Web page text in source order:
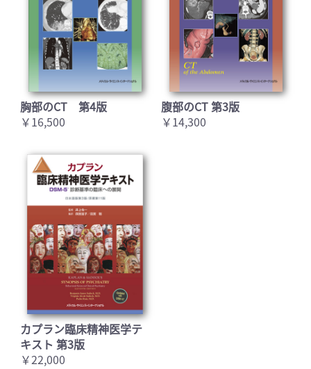
胸部のCT 第4版
￥16,500
腹部のCT 第3版
￥14,300
カプラン臨床精神医学テ
キスト 第3版
￥22,000